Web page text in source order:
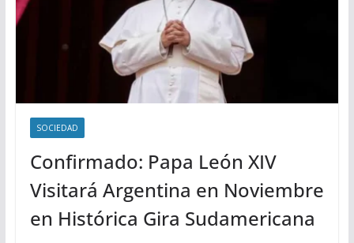
SOCIEDAD
Confirmado: Papa León XIV
Visitará Argentina en Noviembre
en Histórica Gira Sudamericana